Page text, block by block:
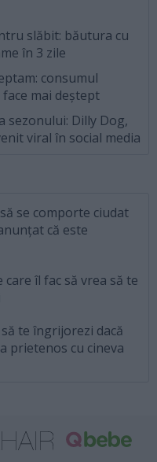
slăbit: băutura cu
în 3 zile
consumul
mai deștept
sezonului: Dilly Dog,
viral în social media
se comporte ciudat
că este
îl fac să vrea să te
te îngrijorezi dacă
prietenos cu cineva